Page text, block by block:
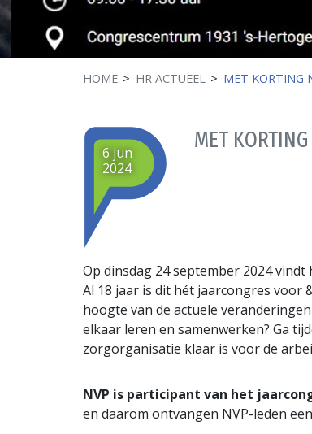
HOME HR ACTUEEL MET KORTING
MET
6 jun
2024
Op dinsdag 24 september 2024
Al 18 jaar is dit hét jaarcongres voor
hoogte van de actuele
elkaar leren en samenwerken? Ga
zorgorganisatie klaar is voor de
NVP is participant van het
en daarom ontvangen NVP-leden